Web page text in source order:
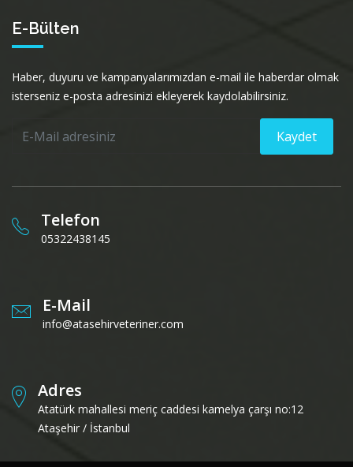
E-Bülten
Haber, duyuru ve kampanyalarımızdan e-mail ile haberdar olmak
isterseniz e-posta adresinizi ekleyerek kaydolabilirsiniz.
Kaydet
Telefon
05322438145
E-Mail
info@atasehirveteriner.com
Adres
Atatürk mahallesi meriç caddesi kamelya çarşı no:12
Ataşehir / İstanbul